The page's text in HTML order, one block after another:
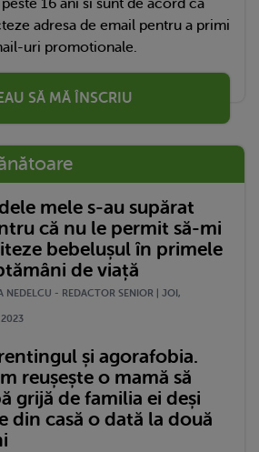
16 ani si sunt de acord ca
adresa de email pentru a primi
uri promotionale.
SĂ MĂ ÎNSCRIU
mele s-au supărat
că nu le permit să-mi
bebelușul în primele
de viață
NEDELCU - REDACTOR SENIOR | JOI,
și agorafobia.
reușește o mamă să
grijă de familia ei deși
din casă o dată la două